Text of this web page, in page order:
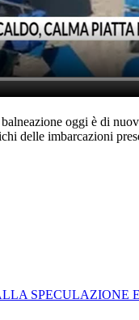
oggi è di
delle imbarcazioni
SPECULAZIONE